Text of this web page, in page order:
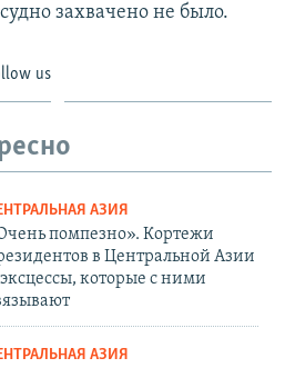
захвачено не было.
us
АЗИЯ
помпезно». Кортежи
в Центральной Азии
которые с ними
АЗИЯ